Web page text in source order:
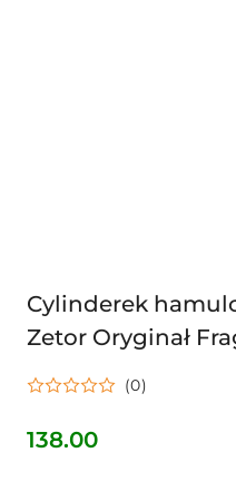
Cylinderek
Zetor Oryginał
hamulcowy lewy
(0)
Cena:
138.00